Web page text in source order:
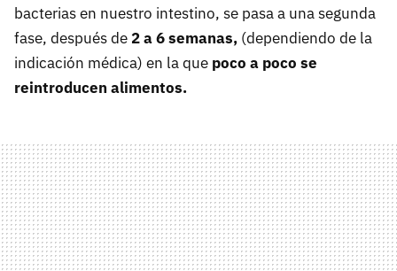
bacterias en nuestro intestino, se pasa a una segunda
fase, después de 2 a 6 semanas, (dependiendo de la
indicación médica) en la que poco a poco se
reintroducen alimentos.